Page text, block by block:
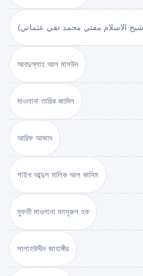
আবদুল্লাহ আল মাসউদ
মাওলানা তারিক জামিল
আরিফ আজাদ
শাইখ আব্দুল মালিক আল কাসিম
মুফতী মাওলানা মনসূরুল হক
সালাহউদ্দীন জাহাঙ্গীর